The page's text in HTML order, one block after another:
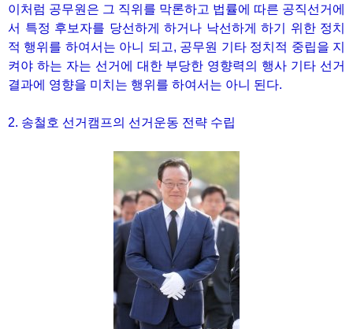
이처럼 공무원은 그 직위를 막론하고 법률에 따른 공직선거에
서 특정 후보자를 당선하게 하거나 낙선하게 하기 위한 정치
적 행위를 하여서는 아니 되고, 공무원 기타 정치적 중립을 지
켜야 하는 자는 선거에 대한 부당한 영향력의 행사 기타 선거
결과에 영향을 미치는 행위를 하여서는 아니 된다.
2. 송철호 선거캠프의 선거운동 전략 수립